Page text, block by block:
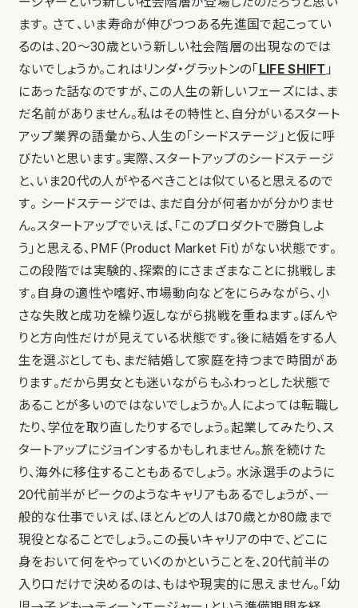
ます。 さて、いま寿命が伸びつつある先進国で起こってい
るのは、20〜30歳という新しい社会階層の出現なのでは
ないでしょうか。これはリンダ・グラットンの「LIFE SHIFT 」
にあった話なのですが、この人生の新しいフェーズには、ま
だ名前がありません。私はその特性と、自分がいるスタート
アップ業界の語彙から、人生の「シードステージ」と仮に呼
びたいと思います。実際、スタートアップのシードステージ
と、いま20代の人がやるべきことは似ていると思えるので
す。 シードステージでは、まだ自分が何者かが分かりませ
ん。スタートアップでいえば、「このプロダクトで勝負しよ
う」と思える、PMF（Product Market Fit）がない状態です。
この段階では実験的、探索的にさまざまなことに挑戦しま
す。自身の適性や嗜好、市場動向などをにらみながら、小
さな失敗と成功を繰り返しながら挑戦を重ねます。ぼんや
りと方向性だけが見えている状態です。後に結婚をする人
生を選ぶとしても、まだ結婚して家庭を持つまで時間があ
ります。だから男女とも迷いながらもふわっとした状態で
あることが多いのではないでしょうか。人によっては転職し
たり、学位を取り直したりするでしょう。起業してみたり、ス
タートアップにジョインするかもしれません。旅を続けた
り、海外に移住することもあるでしょう。 水泳選手のように
20代前半がピークのようなキャリアもあるでしょうが、一
般的な仕事でいえば、ほとんどの人は70歳とか80歳まで
現役となることでしょう。この長いキャリアの中で、どこに
身をおいて何をやっていくのかということを、20代前半の
入り口だけで決めるのは、もはや現実的に思えません。「幼